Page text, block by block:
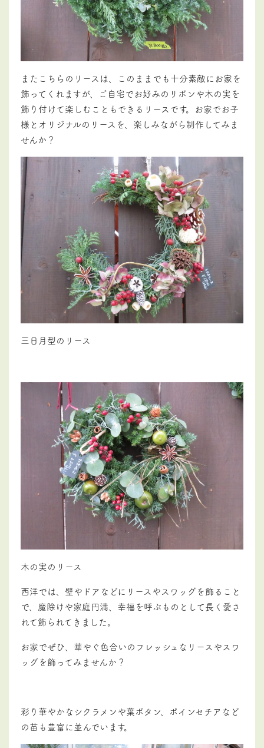
またこちらのリースは、このままでも十分素敵にお家を
飾ってくれますが、ご自宅でお好みのリボンや木の実を
飾り付けて楽しむこともできるリースです。お家でお子
様とオリジナルのリースを、楽しみながら制作してみま
せんか？
三日月型のリース
木の実のリース
西洋では、壁やドアなどにリースやスワッグを飾ること
で、魔除けや家庭円満、幸福を呼ぶものとして長く愛さ
れて飾られてきました。
お家でぜひ、華やぐ色合いのフレッシュなリースやスワ
ッグを飾ってみませんか？
彩り華やかなシクラメンや葉ボタン、ポインセチアなど
の苗も豊富に並んでいます。